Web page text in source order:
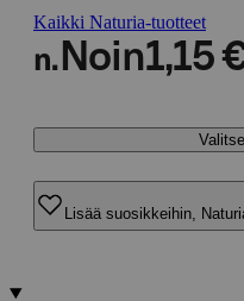
Kaikki Naturia-tuotteet
n. Noin1,15
Lisää suosikkeihin,